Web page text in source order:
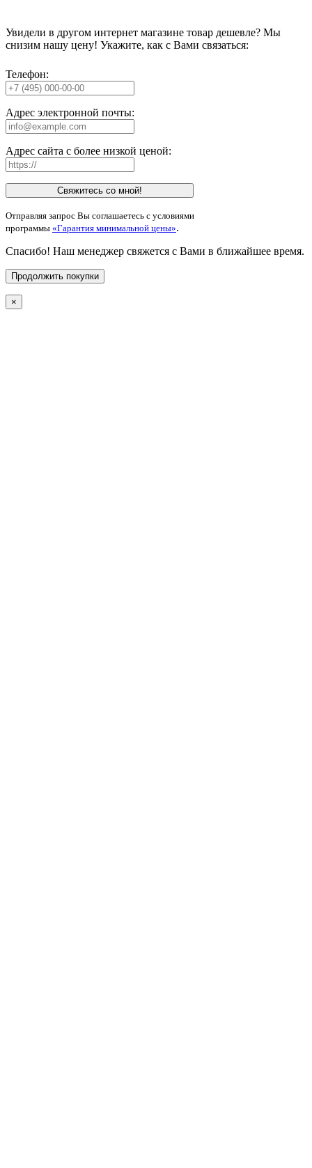
Увидели в другом интернет магазине товар дешевле? Мы
снизим нашу цену! Укажите, как с Вами связаться:
Телефон:
Адрес электронной почты:
Адрес сайта с более низкой ценой:
Свяжитесь со мной!
Отправляя запрос Вы соглашаетесь с условиями
программы «Гарантия минимальной цены».
Спасибо! Наш менеджер свяжется с Вами в ближайшее время.
Продолжить покупки
×